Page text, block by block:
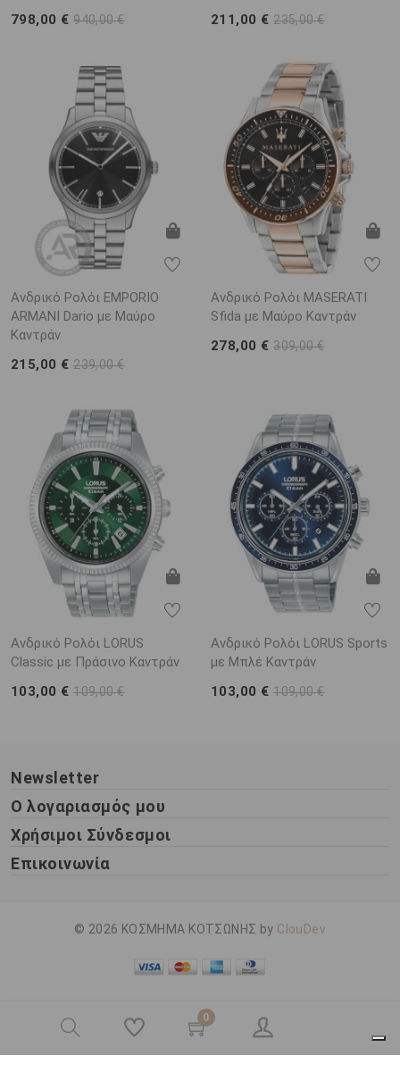
0
798,00 €940,00 €
211,00 €235,00 €
Ανδρικό Ρολόι EMPORIO
ARΜΑΝΙ Dario με Μαύρο
Καντράν
215,00 €239,00 €
Ανδρικό Ρολόι MASERATI
Sfida με Μαύρο Καντράν
278,00 €309,00 €
Ανδρικό Ρολόι LORUS
Classic με Πράσινο Καντράν
103,00 €109,00 €
Ανδρικό Ρολόι LORUS Sports
με Μπλέ Καντράν
103,00 €109,00 €
Newsletter
Ο λογαριασμός μου
Χρήσιμοι Σύνδεσμοι
Επικοινωνία
© 2026 ΚΟΣΜΗΜΑ ΚΟΤΣΩΝΗΣ by ClouDev